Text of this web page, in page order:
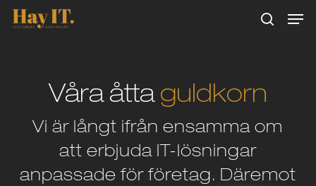
Skip
Våra åttaguldkorn
Vi är långt ifrån ensamma om
att erbjuda IT-lösningar
anpassade för företag. Däremot